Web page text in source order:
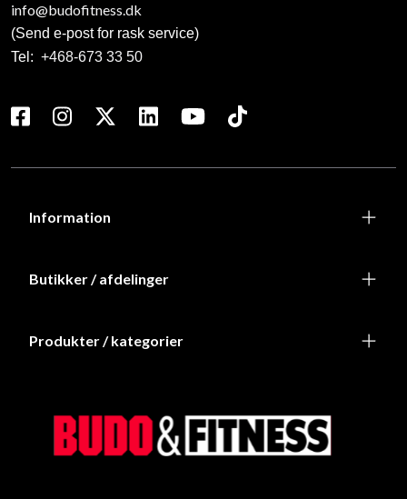
info@budofitness.dk
(Send e-post for rask service)
Tel: +468-673 33 50
Information
Butikker / afdelinger
Produkter / kategorier